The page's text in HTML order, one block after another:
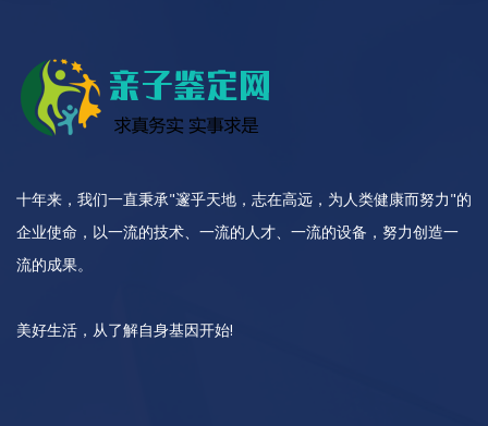
十年来，我们一直秉承"邃乎天地，志在高远，为人类健康而努力"的
企业使命，以一流的技术、一流的人才、一流的设备，努力创造一
流的成果。
美好生活，从了解自身基因开始!